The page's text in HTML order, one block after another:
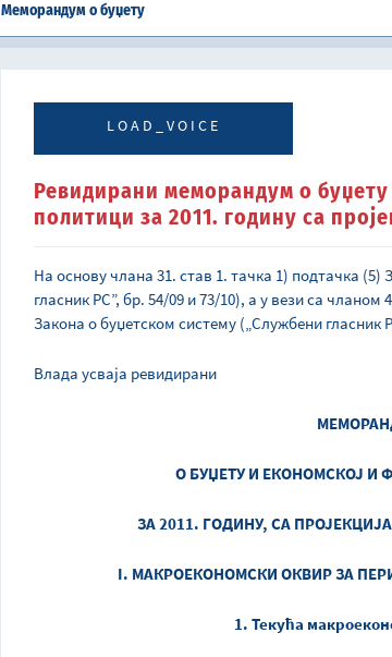
Меморандум о буџету
LOAD_VOICE
Ревидирани меморандум о
политици за 2011. годину са
На основу члана 31. став 1. тачка 1) подтачка
гласник РС”, бр. 54/09 и 73/10), а у вези са
Закона о буџетском систему („Службени гласник
Влада усваја ревидирани
О БУЏЕТУ И ЕКОНОМСКОЈ И
ЗА 2011. ГОДИНУ, СА
I. МАКРОЕКОНОМСКИ ОКВИР ЗА
1. Текућа